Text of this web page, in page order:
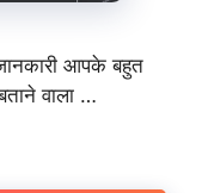
आपके बहुत
वाला …